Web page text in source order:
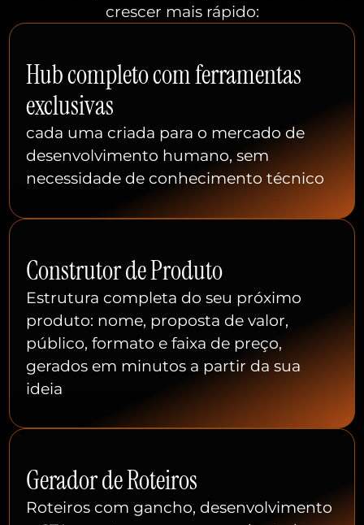
crescer mais rápido:
Hub completo com ferramentas
exclusivas
cada uma criada para o mercado de
desenvolvimento humano, sem
necessidade de conhecimento técnico
Construtor de Produto
Estrutura completa do seu próximo
produto: nome, proposta de valor,
público, formato e faixa de preço,
gerados em minutos a partir da sua
ideia
Gerador de Roteiros
Roteiros com gancho, desenvolvimento